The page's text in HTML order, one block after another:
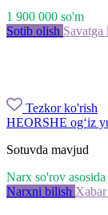
1 900 000 so'm
Sotib olish Savatga
Tezkor ko'rish
HEORSHE og‘iz
Sotuvda mavjud
Narx so'rov asosida
Narxni bilish